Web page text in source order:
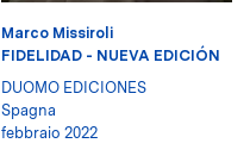
Marco Missiroli
FIDELIDAD - NUEVA EDICIÓN
DUOMO EDICIONES
Spagna
febbraio 2022